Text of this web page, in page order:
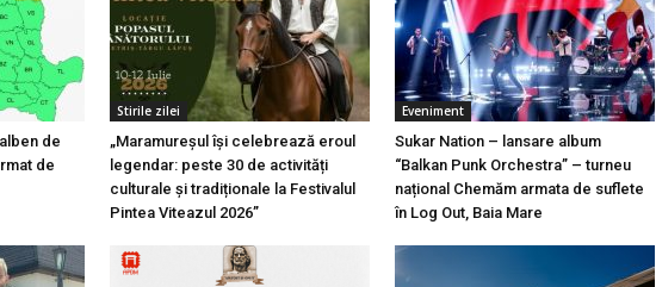
de
de
Stirile zilei
„Maramureșul își celebrează eroul
legendar: peste 30 de activități
culturale și tradiționale la Festivalul
Pintea Viteazul 2026”
Eveniment
Sukar Nation – lansare album
“Balkan Punk Orchestra” – turneu
național Chemăm armata de suflete
în Log Out, Baia Mare